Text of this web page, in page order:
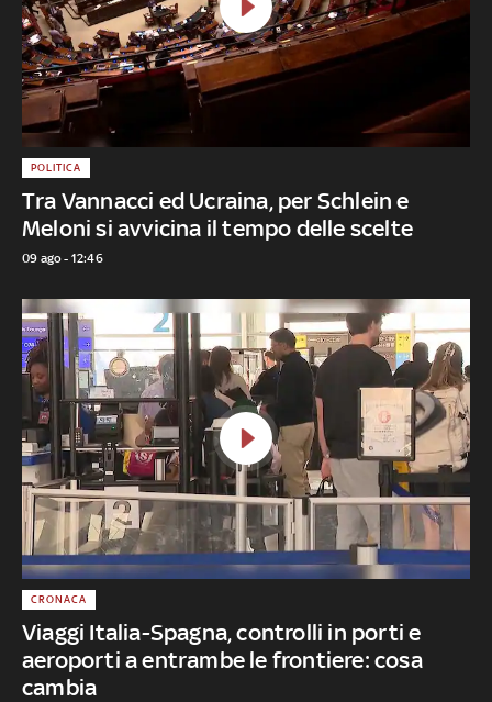
Tra Vannacci ed Ucraina, per Schlein e
Meloni si avvicina il tempo delle scelte
POLITICA
09 ago - 12:46
Viaggi Italia-Spagna, controlli in porti e
aeroporti a entrambe le frontiere: cosa
cambia
CRONACA